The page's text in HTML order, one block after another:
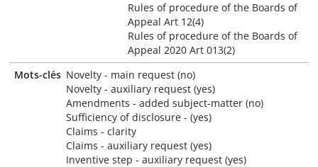
Rules of procedure of the Boards of
Appeal Art 12(4)
Rules of procedure of the Boards of
Appeal 2020 Art 013(2)
Mots-clés Novelty - main request (no)
Novelty - auxiliary request (yes)
Amendments - added subject-matter (no)
Sufficiency of disclosure - (yes)
Claims - clarity
Claims - auxiliary request (yes)
Inventive step - auxiliary request (yes)